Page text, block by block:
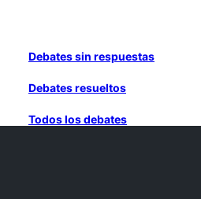
Debates sin respuestas
Debates resueltos
Todos los debates